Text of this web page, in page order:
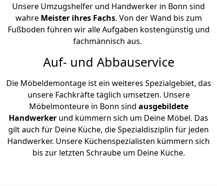
Unsere Umzugshelfer und Handwerker in Bonn sind
wahre Meister ihres Fachs. Von der Wand bis zum
Fußboden führen wir alle Aufgaben kostengünstig und
fachmännisch aus.
Auf- und Abbauservice
Die Möbeldemontage ist ein weiteres Spezialgebiet, das
unsere Fachkräfte täglich umsetzen. Unsere
Möbelmonteure in Bonn sind ausgebildete
Handwerker und kümmern sich um Deine Möbel. Das
gilt auch für Deine Küche, die Spezialdisziplin für jeden
Handwerker. Unsere Küchenspezialisten kümmern sich
bis zur letzten Schraube um Deine Küche.